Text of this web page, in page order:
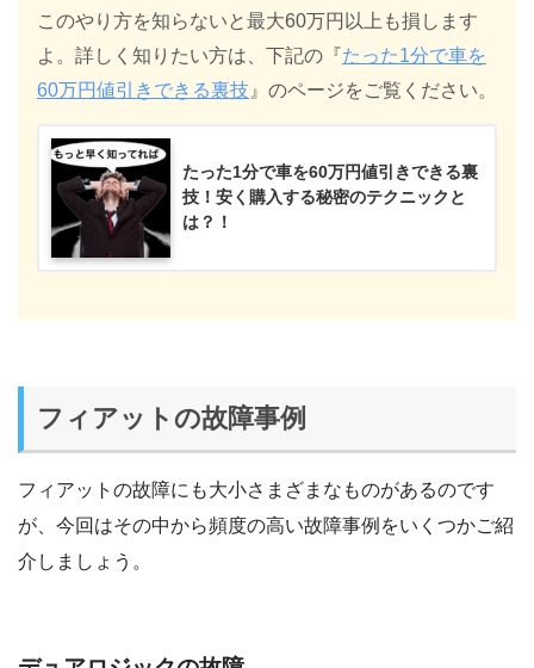
このやり方を知らないと最大60万円以上も損します
よ。詳しく知りたい方は、下記の『たった1分で車を
60万円値引きできる裏技 』のページをご覧ください。
たった1分で車を60万円値引きできる裏
技！安く購入する秘密のテクニックと
は？！
フィアットの故障事例
フィアットの故障にも大小さまざまなものがあるのです
が、今回はその中から頻度の高い故障事例をいくつかご紹
介しましょう。